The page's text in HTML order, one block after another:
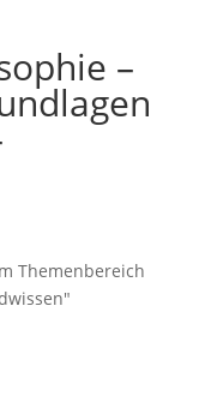
–
Themenbereich